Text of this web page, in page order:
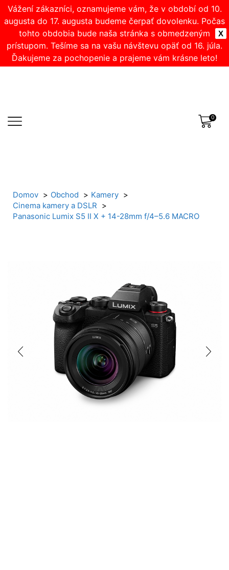
X
Vážení zákazníci, oznamujeme vám, že v období od 10.
augusta do 17. augusta budeme čerpať dovolenku. Počas
tohto obdobia bude naša stránka s obmedzeným
prístupom. Tešíme sa na vašu návštevu opäť od 16. júla.
Ďakujeme za pochopenie a prajeme vám krásne leto!
0
Domov Obchod
Kamery
Cinema kamery a DSLR
Panasonic Lumix S5 II X + 14-28mm f/4–5.6 MACRO